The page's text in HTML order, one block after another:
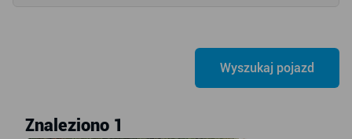
Znaleziono 1